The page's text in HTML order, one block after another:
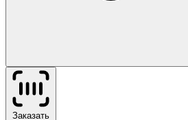
Заказать